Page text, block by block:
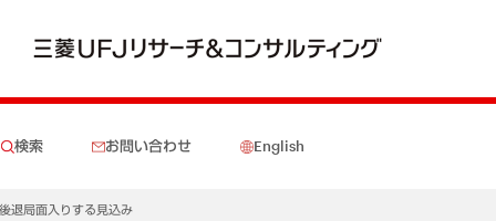
検索 お問い合わせ English
退局面入りする見込み